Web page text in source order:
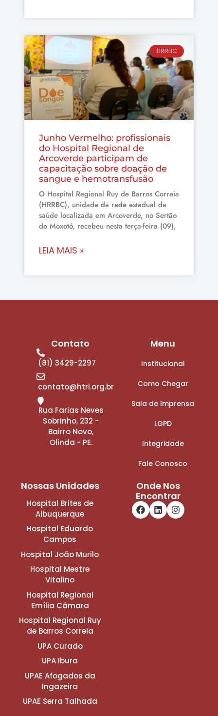
HRRBC
Junho Vermelho: profissionais
do Hospital Regional de
Arcoverde participam de
capacitação sobre doação de
sangue e hemotransfusão
O Hospital Regional Ruy de Barros Correia
(HRRBC), unidade da rede estadual de
saúde localizada em Arcoverde, no Sertão
do Moxotó, recebeu nesta terça-feira (09),
LEIA MAIS »
Contato
(81) 3429-2297
contato@htri.org.br
Rua Farias Neves
Sobrinho, 232 -
Bairro Novo,
Olinda - PE.
Menu
Institucional
Como Chegar
Sala de Imprensa
LGPD
Integridade
Fale Conosco
Nossas Unidades
Hospital Brites de
Albuquerque
Hospital Eduardo
Campos
Hospital João Murilo
Hospital Mestre
Vitalino
Hospital Regional
Emília Câmara
Hospital Regional Ruy
de Barros Correia
UPA Curado
UPA Ibura
UPAE Afogados da
Ingazeira
UPAE Serra Talhada
Onde Nos
Encontrar